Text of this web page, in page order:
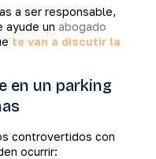
a ser responsable,
ayude un abogado
te van a discutir la
en un parking
controvertidos con
ocurrir: